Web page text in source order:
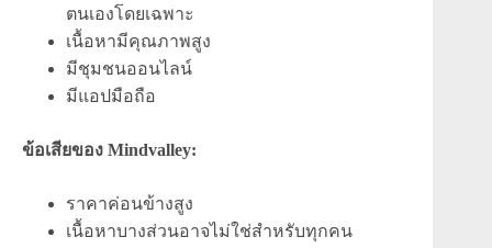
ตนเองโดยเฉพาะ
เนื้อหามีคุณภาพสูง
มีชุมชนออนไลน์
มีแอปมือถือ
ข้อเสียของ Mindvalley:
ราคาค่อนข้างสูง
เนื้อหาบางส่วนอาจไม่ใช่สำหรับทุกคน